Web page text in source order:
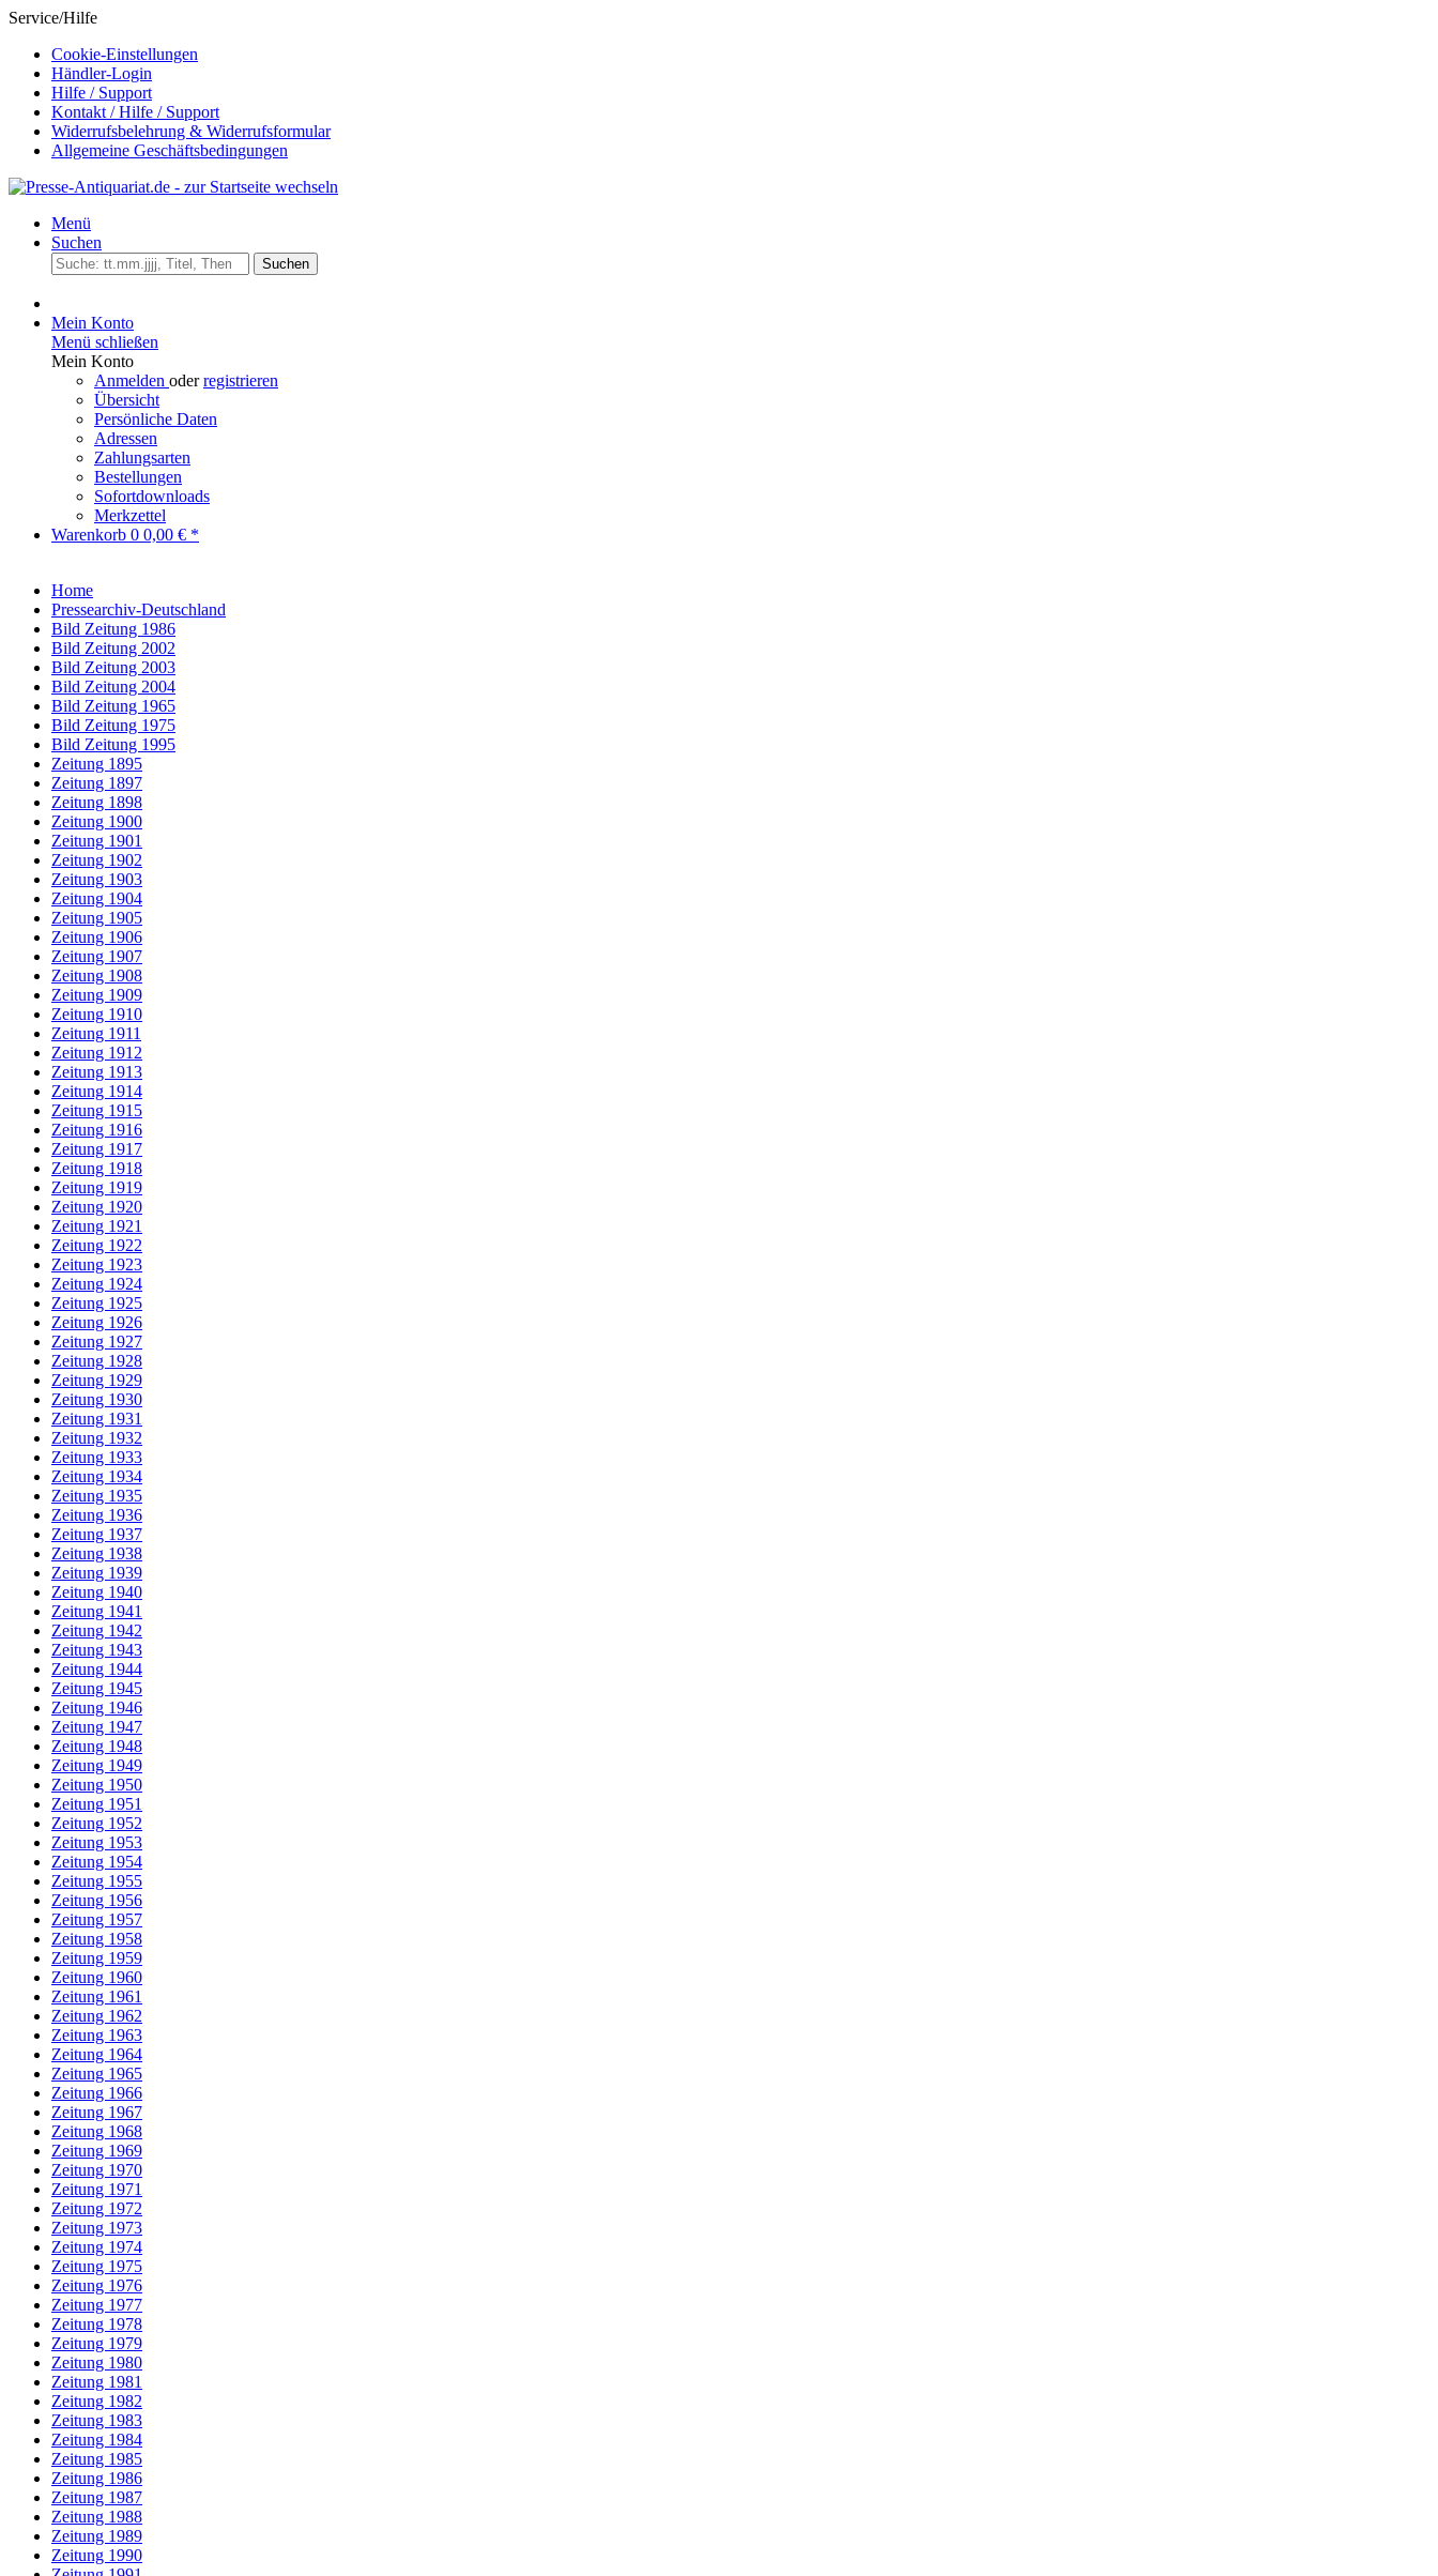
Service/Hilfe
Cookie-Einstellungen
Händler-Login
Hilfe / Support
Kontakt / Hilfe / Support
Widerrufsbelehrung & Widerrufsformular
Allgemeine Geschäftsbedingungen
Menü
Suchen
Suchen
Mein Konto
Menü schließen
Mein Konto
Anmelden oderregistrieren
Übersicht
Persönliche Daten
Adressen
Zahlungsarten
Bestellungen
Sofortdownloads
Merkzettel
Warenkorb 0 0,00 € *
Home
Pressearchiv-Deutschland
Bild Zeitung 1986
Bild Zeitung 2002
Bild Zeitung 2003
Bild Zeitung 2004
Bild Zeitung 1965
Bild Zeitung 1975
Bild Zeitung 1995
Zeitung 1895
Zeitung 1897
Zeitung 1898
Zeitung 1900
Zeitung 1901
Zeitung 1902
Zeitung 1903
Zeitung 1904
Zeitung 1905
Zeitung 1906
Zeitung 1907
Zeitung 1908
Zeitung 1909
Zeitung 1910
Zeitung 1911
Zeitung 1912
Zeitung 1913
Zeitung 1914
Zeitung 1915
Zeitung 1916
Zeitung 1917
Zeitung 1918
Zeitung 1919
Zeitung 1920
Zeitung 1921
Zeitung 1922
Zeitung 1923
Zeitung 1924
Zeitung 1925
Zeitung 1926
Zeitung 1927
Zeitung 1928
Zeitung 1929
Zeitung 1930
Zeitung 1931
Zeitung 1932
Zeitung 1933
Zeitung 1934
Zeitung 1935
Zeitung 1936
Zeitung 1937
Zeitung 1938
Zeitung 1939
Zeitung 1940
Zeitung 1941
Zeitung 1942
Zeitung 1943
Zeitung 1944
Zeitung 1945
Zeitung 1946
Zeitung 1947
Zeitung 1948
Zeitung 1949
Zeitung 1950
Zeitung 1951
Zeitung 1952
Zeitung 1953
Zeitung 1954
Zeitung 1955
Zeitung 1956
Zeitung 1957
Zeitung 1958
Zeitung 1959
Zeitung 1960
Zeitung 1961
Zeitung 1962
Zeitung 1963
Zeitung 1964
Zeitung 1965
Zeitung 1966
Zeitung 1967
Zeitung 1968
Zeitung 1969
Zeitung 1970
Zeitung 1971
Zeitung 1972
Zeitung 1973
Zeitung 1974
Zeitung 1975
Zeitung 1976
Zeitung 1977
Zeitung 1978
Zeitung 1979
Zeitung 1980
Zeitung 1981
Zeitung 1982
Zeitung 1983
Zeitung 1984
Zeitung 1985
Zeitung 1986
Zeitung 1987
Zeitung 1988
Zeitung 1989
Zeitung 1990